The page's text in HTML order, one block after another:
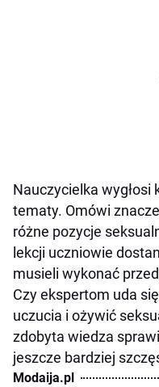
Nauczycielka wygłosi
tematy. Omówi
różne pozycje
lekcji uczniowie
musieli wykonać
Czy ekspertom uda
uczucia i ożywić
zdobyta wiedza
jeszcze bardziej
Modaija.pl